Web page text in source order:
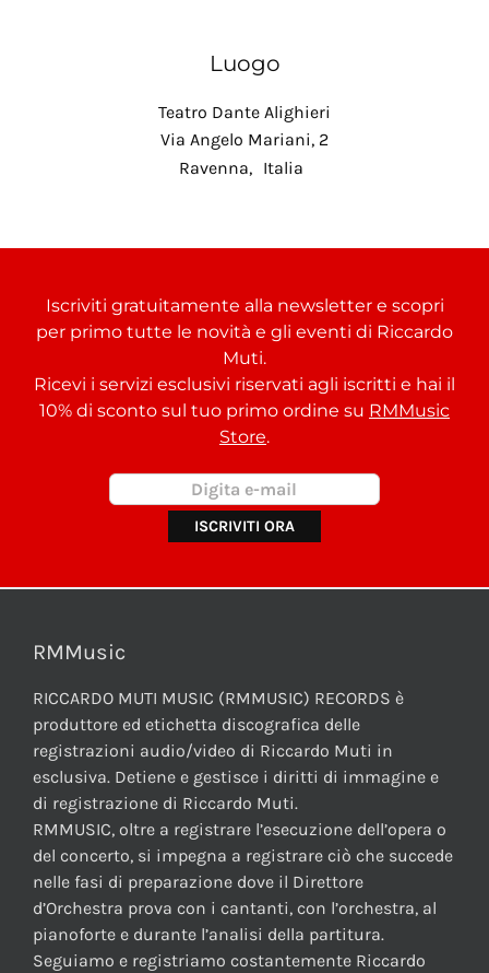
Luogo
Teatro Dante Alighieri
Via Angelo Mariani, 2
Ravenna, Italia
Iscriviti gratuitamente alla newsletter e scopri
per primo tutte le novità e gli eventi di Riccardo
Muti.
Ricevi i servizi esclusivi riservati agli iscritti e hai il
10% di sconto sul tuo primo ordine su RMMusic
Store.
RMMusic
RICCARDO MUTI MUSIC (RMMUSIC) RECORDS è
produttore ed etichetta discografica delle
registrazioni audio/video di Riccardo Muti in
esclusiva. Detiene e gestisce i diritti di immagine e
di registrazione di Riccardo Muti.
RMMUSIC, oltre a registrare l’esecuzione dell’opera o
del concerto, si impegna a registrare ciò che succede
nelle fasi di preparazione dove il Direttore
d’Orchestra prova con i cantanti, con l’orchestra, al
pianoforte e durante l’analisi della partitura.
Seguiamo e registriamo costantemente Riccardo